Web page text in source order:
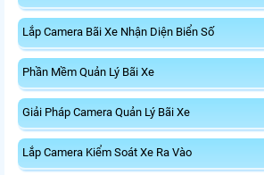
Lắp Camera Bãi Xe Nhận Diện Biển Số
Phần Mềm Quản Lý Bãi Xe
Giải Pháp Camera Quản Lý Bãi Xe
Lắp Camera Kiểm Soát Xe Ra Vào